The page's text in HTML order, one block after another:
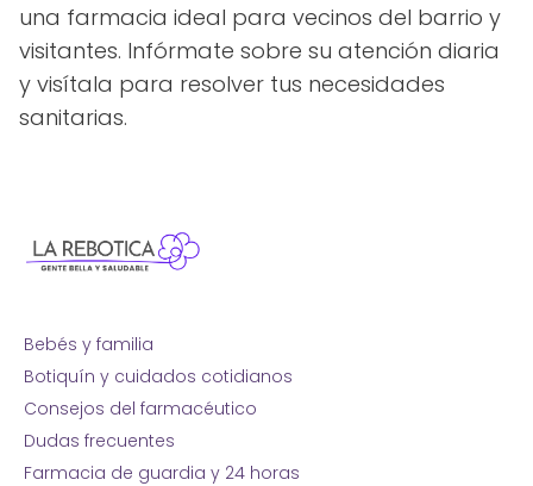
una farmacia ideal para vecinos del barrio y
visitantes. Infórmate sobre su atención diaria
y visítala para resolver tus necesidades
sanitarias.
Bebés y familia
Botiquín y cuidados cotidianos
Consejos del farmacéutico
Dudas frecuentes
Farmacia de guardia y 24 horas